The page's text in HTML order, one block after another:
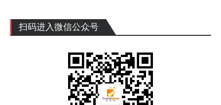
扫码进入微信公众号